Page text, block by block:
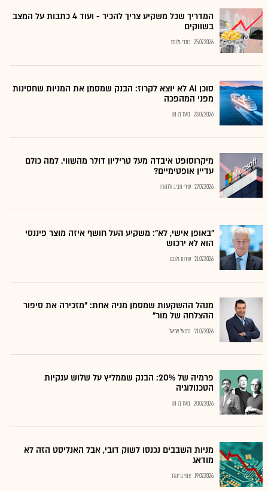
המדריך שכל משקיע צריך להכיר - ועוד 4 כתבות על המצב
בשווקים
25.07.2026 כתבי גלובס
סוכן AI לא יוצא לקרוז: הבנק שמסמן את המניות שחסינות
מפני המהפכה
23.07.2026 בועז בן נון
מיקרוסופט איבדה מעל טריליון דולר מהשווי. למה כולם
עדיין אופטימיים?
27.07.2026 שירי חביב ולדהורן
"באופן אישי, לא": משקיע העל חושף איזה מוצר פיננסי
הוא לא ירכוש
21.07.2026 שירות גלובס
מנהל ההשקעות שמסמן מניה אחת: "מזכירה את סיפור
ההצלחה של מור"
21.07.2026 נתנאל אריאל
פרמיה של 20%: הבנק שממליץ על שלוש ענקיות
הטכנולוגיה
20.07.2026 בועז בן נון
מניות השבבים נכנסו לשוק דובי, אבל האנליסט הזה לא
מודאג
19.07.2026 צחי גרינולד